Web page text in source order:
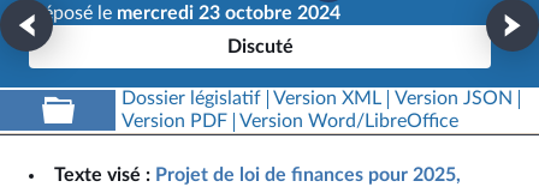
Déposé le mercredi 23 octobre 2024
Discuté
Dossier législatif Version XML
Version JSON
Version PDF
Version Word/LibreOffice
Texte visé : Projet de loi de finances pour 2025,